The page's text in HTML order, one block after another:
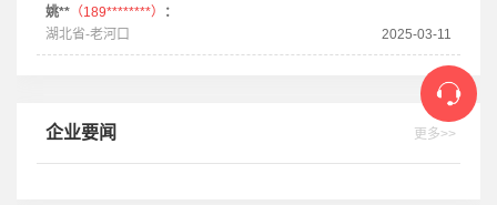
姚**（189********）
：
湖北省-老河口
2025-03-11
企业要闻 更多>>